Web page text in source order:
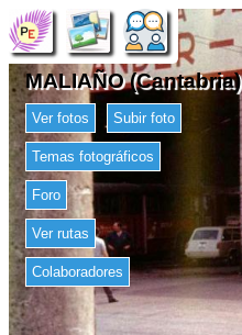
MALIAÑO (Cantabria)
Ver fotos Subir foto
Temas fotográficos
Foro
Ver rutas
Colaboradores